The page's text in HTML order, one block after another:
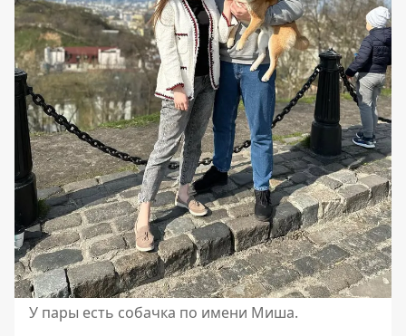
У пары есть собачка по имени Миша.